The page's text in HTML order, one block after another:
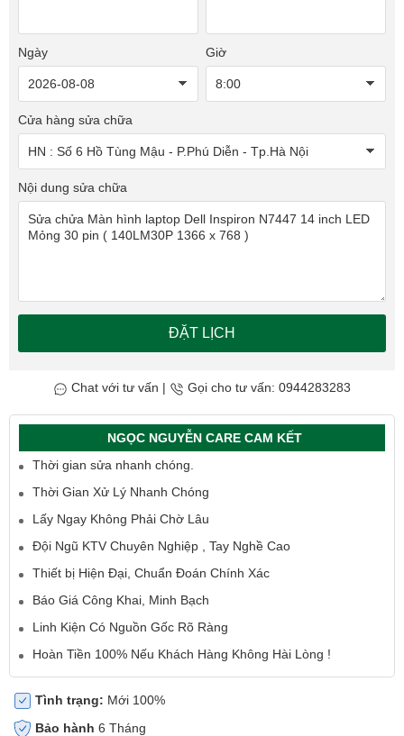
Ngày Giờ
Cửa hàng sửa chữa
Nội dung sửa chữa
ĐẶT LỊCH
Chat với tư vấn | Gọi cho tư vấn: 0944283283
NGỌC NGUYỄN CARE CAM KẾT
Thời gian sửa nhanh chóng.
Thời Gian Xử Lý Nhanh Chóng
Lấy Ngay Không Phải Chờ Lâu
Đội Ngũ KTV Chuyên Nghiệp , Tay Nghề Cao
Thiết bị Hiện Đại, Chuẩn Đoán Chính Xác
Báo Giá Công Khai, Minh Bạch
Linh Kiện Có Nguồn Gốc Rõ Ràng
Hoàn Tiền 100% Nếu Khách Hàng Không Hài Lòng !
Tình trạng: Mới 100%
Bảo hành 6 Tháng